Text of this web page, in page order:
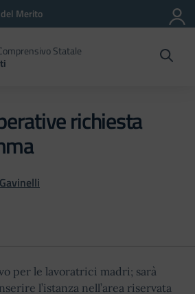
Merito
Statale
richiesta
per le lavoratrici madri; sarà
l’istanza nell’area riservata